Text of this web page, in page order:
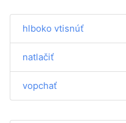
hlboko vtisnúť
natlačiť
vopchať